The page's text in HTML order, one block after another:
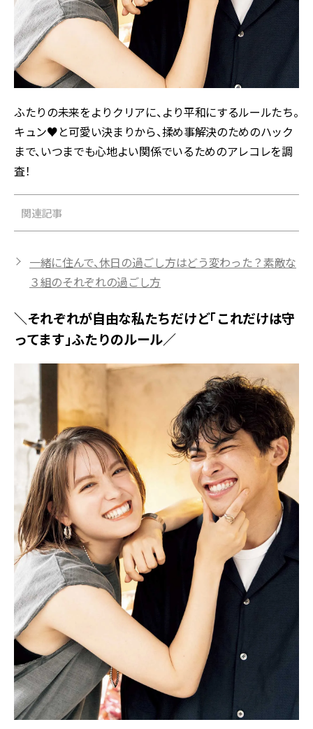
ふたりの未来をよりクリアに、より平和にするルールたち。
キュン♥と可愛い決まりから、揉め事解決のためのハック
まで、いつまでも心地よい関係でいるためのアレコレを調
査！
関連記事
一緒に住んで、休日の過ごし方はどう変わった？素敵な
３組のそれぞれの過ごし方
＼それぞれが自由な私たちだけど「これだけは守
ってます」ふたりのルール／